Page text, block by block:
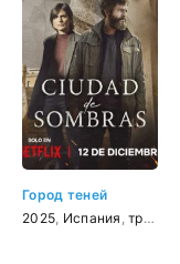
Город теней
2025 Испания ,триллер